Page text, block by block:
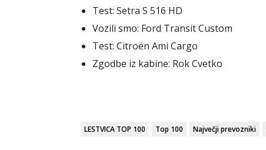
Test: Setra S 516 HD
Vozili smo: Ford Transit Custom
Test: Citroën Ami Cargo
Zgodbe iz kabine: Rok Cvetko
LESTVICA TOP 100 Top 100 Največji prevozniki